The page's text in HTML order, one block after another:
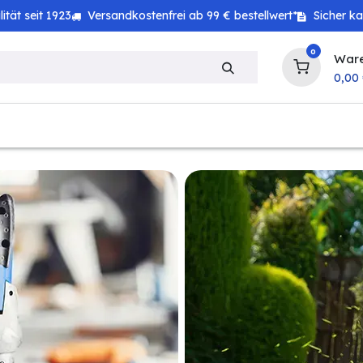
seit 1923 Versandkostenfrei ab 99 € bestellwert* Sicher
0
0,00